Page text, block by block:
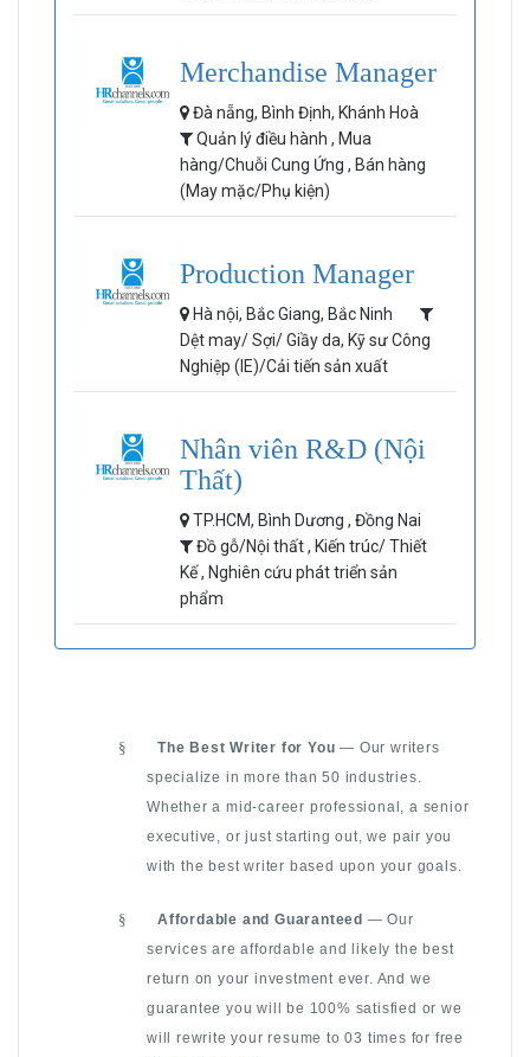
Merchandise Manager
Đà nẵng, Bình Định, Khánh Hoà
Quản lý điều hành , Mua
hàng/Chuỗi Cung Ứng , Bán hàng
(May mặc/Phụ kiện)
Production Manager
Hà nội, Bắc Giang, Bắc Ninh
Dệt may/ Sợi/ Giầy da, Kỹ sư Công
Nghiệp (IE)/Cải tiến sản xuất
Nhân viên R&D (Nội
Thất)
TP.HCM, Bình Dương , Đồng Nai
Đồ gỗ/Nội thất , Kiến trúc/ Thiết
Kế , Nghiên cứu phát triển sản
phẩm
§ The Best Writer for You — Our writers
specialize in more than 50 industries.
Whether a mid-career professional, a senior
executive, or just starting out, we pair you
with the best writer based upon your goals.
§ Affordable and Guaranteed — Our
services are affordable and likely the best
return on your investment ever. And we
guarantee you will be 100% satisfied or we
will rewrite your resume to 03 times for free